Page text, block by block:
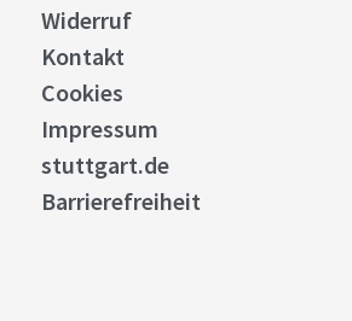
Widerruf
Kontakt
Cookies
Impressum
stuttgart.de
Barrierefreiheit